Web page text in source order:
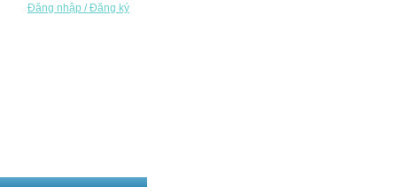
Đăng nhập / Đăng ký